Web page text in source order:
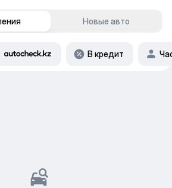
Новые авто
В кредит